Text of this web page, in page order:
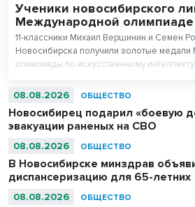
Ученики новосибирского
Международной
11-классники Михаил Вершинин и Семен
Новосибирска получили золотые
олимпиады по искусственному
абсолютными чемпионами соревнований.
08.08.2026 ОБЩЕСТВО
Новосибирец подарил «боевую
эвакуации раненых на СВО
08.08.2026 ОБЩЕСТВО
В Новосибирске минздрав
диспансеризацию для 65-летних
08.08.2026 ОБЩЕСТВО